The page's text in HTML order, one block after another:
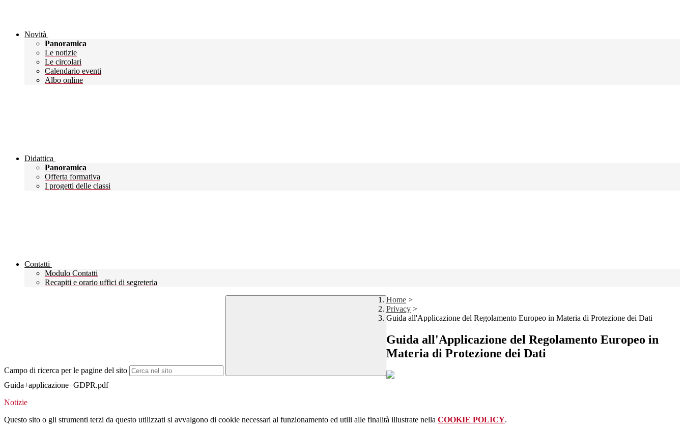
Novità
Panoramica
Le notizie
Le circolari
Calendario eventi
Albo online
Didattica
Panoramica
Offerta formativa
I progetti delle classi
Contatti
Modulo Contatti
Recapiti e orario uffici di segreteria
Campo di ricerca per le pagine del sito
Home >
Privacy >
Guida all'Applicazione del Regolamento Europeo in Materia di Protezione dei Dati
Guida all'Applicazione del Regolamento Europeo in
Materia di Protezione dei Dati
Guida+applicazione+GDPR.pdf
Notizie
Questo sito o gli strumenti terzi da questo utilizzati si avvalgono di cookie necessari al funzionamento ed utili alle finalità illustrate nella COOKIE POLICY.